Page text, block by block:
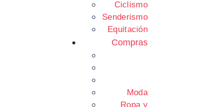
Ciclismo
Senderismo
Equitación
Compras
Moda
Ropa y